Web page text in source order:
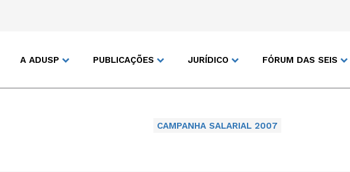
A ADUSP PUBLICAÇÕES JURÍDICO FÓRUM DAS SEIS
CAMPANHA SALARIAL 2007